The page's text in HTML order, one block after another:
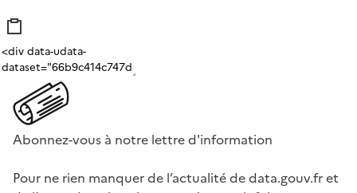
Abonnez-vous à notre lettre d'information
Pour ne rien manquer de l’actualité de data.gouv.fr et